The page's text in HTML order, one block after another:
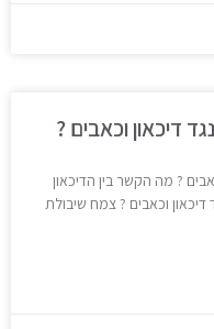
דיכאון וכאבים ?
? מה הקשר בין הדיכאון
וכאבים ? צמח שיבולת